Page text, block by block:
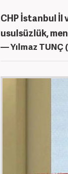
CHP İstanbul İl
usulsüzlük,
— Yılmaz TUNÇ